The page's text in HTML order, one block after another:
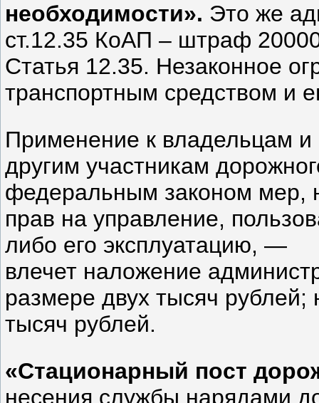
необходимости». Это же
ст.12.35 КоАП – штраф
Статья 12.35. Незаконное
транспортным средством и
Применение к владельцам и
другим участникам
федеральным законом мер,
прав на управление,
либо его эксплуатацию, —
влечет наложение
размере двух тысяч
тысяч рублей.
«Стационарный пост
несения службы нарядами